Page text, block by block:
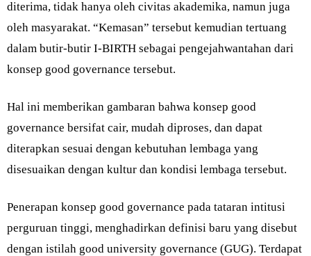
diterima, tidak hanya oleh civitas akademika, namun juga
oleh masyarakat. “Kemasan” tersebut kemudian tertuang
dalam butir-butir I-BIRTH sebagai pengejahwantahan dari
konsep good governance tersebut.
Hal ini memberikan gambaran bahwa konsep good
governance bersifat cair, mudah diproses, dan dapat
diterapkan sesuai dengan kebutuhan lembaga yang
disesuaikan dengan kultur dan kondisi lembaga tersebut.
Penerapan konsep good governance pada tataran intitusi
perguruan tinggi, menghadirkan definisi baru yang disebut
dengan istilah good university governance (GUG). Terdapat